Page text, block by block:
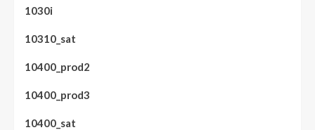
1030i
10310_sat
10400_prod2
10400_prod3
10400_sat